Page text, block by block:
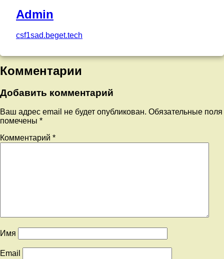
Admin
csf1sad.beget.tech
Комментарии
Добавить комментарий
Ваш адрес email не будет опубликован. Обязательные поля
помечены *
Комментарий *
Имя
Email